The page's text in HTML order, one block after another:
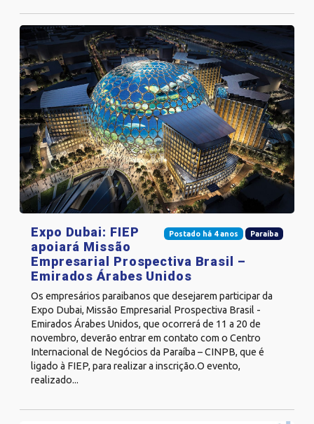
Postado há 4 anos Paraíba
Expo Dubai: FIEP
apoiará Missão
Empresarial Prospectiva Brasil –
Emirados Árabes Unidos
Os empresários paraibanos que desejarem participar da
Expo Dubai, Missão Empresarial Prospectiva Brasil -
Emirados Árabes Unidos, que ocorrerá de 11 a 20 de
novembro, deverão entrar em contato com o Centro
Internacional de Negócios da Paraíba – CINPB, que é
ligado à FIEP, para realizar a inscrição.O evento,
realizado...